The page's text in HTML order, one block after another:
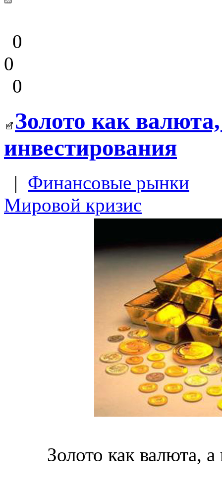
0
0
0
Золото как
инвестирования
| Финансовые рынки
Мировой кризис
Золото как валюта,